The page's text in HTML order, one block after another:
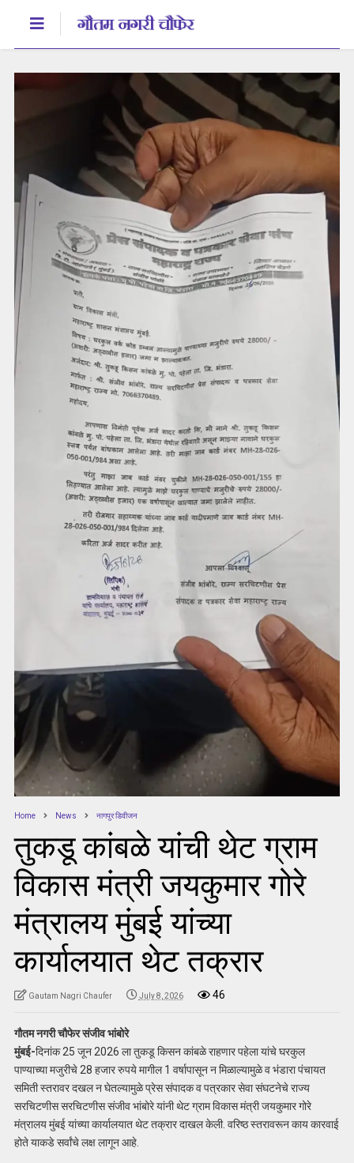
Home News नागपुर डिवीजन
तुकडू कांबळे यांची थेट ग्राम
विकास मंत्री जयकुमार गोरे
मंत्रालय मुंबई यांच्या
कार्यालयात थेट तक्रार
Gautam Nagri Chaufer July 8, 2026 46
गौतम नगरी चौफेर संजीव भांबोरे
मुंबई-दिनांक 25 जून 2026 ला तुकडू किसन कांबळे राहणार पहेला यांचे घरकुल
पाण्याच्या मजुरीचे 28 हजार रुपये मागील 1 वर्षापासून न मिळाल्यामुळे व भंडारा पंचायत
समिती स्तरावर दखल न घेतल्यामुळे प्रेस संपादक व पत्रकार सेवा संघटनेचे राज्य
सरचिटणीस सरचिटणीस संजीव भांबोरे यांनी थेट ग्राम विकास मंत्री जयकुमार गोरे
मंत्रालय मुंबई यांच्या कार्यालयात थेट तक्रार दाखल केली. वरिष्ठ स्तरावरून काय कारवाई
होते याकडे सर्वांचे लक्ष लागून आहे.